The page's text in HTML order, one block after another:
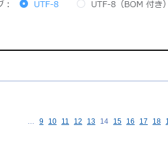
… 9 10 11 12 13 14 15 16 17 18